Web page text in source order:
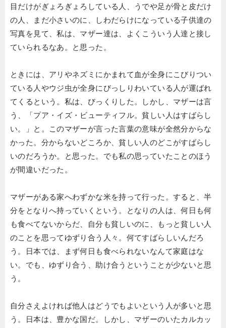
目だけがぎょろぎょろしている人、うでや足が骨と皮だけ
の人、まだ小さいのに、しわだらけになっている子供達の
写真を見て、私は、マザー達は、よくこういう人達と接し
ていられるなあ。と思った。
ときには、アリやネズミにかまれて血が全身にこびりつい
ている人やウジ虫が全身にびっしりわいている人が運ばれ
てくるという。私は、びっくりした。しかし、マザーは言
う、「プア・イズ・ビューティフル。貧しい人はすばらし
い。」と。このマザーが言った言葉の意味が全然分からな
かった。分からないどころか、貧しい人のどこがすばらし
いのだろうか。と思った。でも私の思っていたことのほう
が間違いだった。
マザーがある家へわずかな米を持って行った。すると、半
分をとなりへ持っていくという。となりの人は、何日も何
も食べてないからだ、自分も貧しいのに、もっと貧しい人
のことを思ってゆずり合う人々。何てすばらしいんだろ
う。日本では、まず何日も食べられないなんて家庭はな
い。でも、ゆずり合う、助け合うということが少ないと思
う。
自分さえよければ他人はどうでもよいという人が多いと思
う。日本は、豊かな国だ。しかし、マザーのいたカルカッ